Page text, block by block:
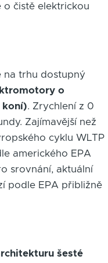
o čistě elektrickou
na trhu dostupný
o
koní). Zrychlení z 0
Zajímavější než
cyklu WLTP
amerického EPA
srovnání, aktuální
podle EPA přibližně
šesté